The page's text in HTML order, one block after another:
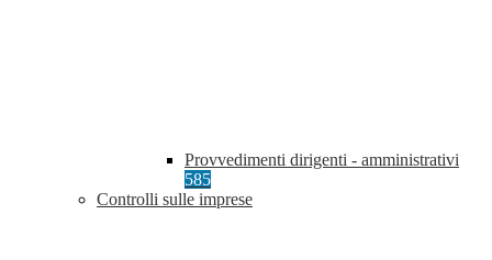
Provvedimenti dirigenti - amministrativi
585
Controlli sulle imprese